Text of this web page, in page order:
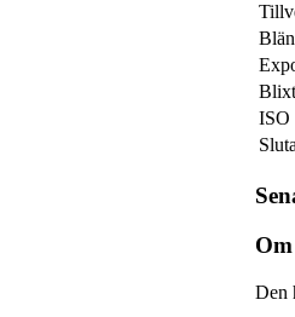
Blixt
ISO
Den